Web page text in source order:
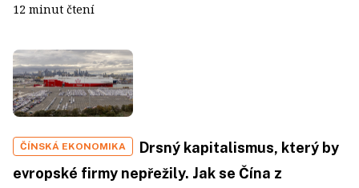
12 minut čtení
ČÍNSKÁ EKONOMIKA
Drsný kapitalismus, který by
evropské firmy nepřežily. Jak se Čína z